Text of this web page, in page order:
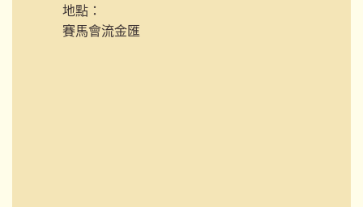
地點：
賽馬會流金匯